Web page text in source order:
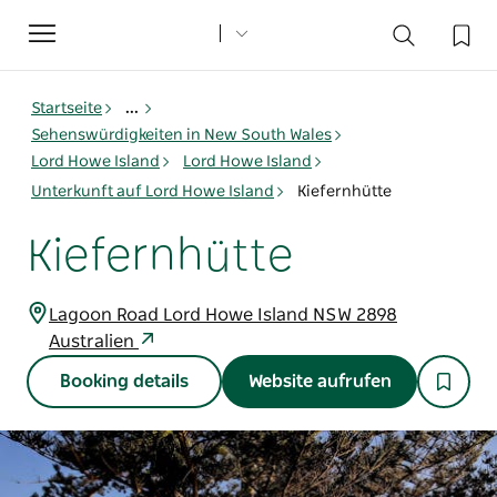
Toggle
navigation
Startseite
...
Sehenswürdigkeiten in New South Wales
Lord Howe Island
Lord Howe Island
Unterkunft auf Lord Howe Island
Kiefernhütte
Kiefernhütte
Lagoon Road Lord Howe Island NSW 2898
Australien
Booking details Website aufrufen